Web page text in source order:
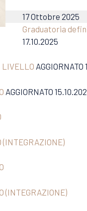
17 Ottobre 2025
Graduatoria
17.10.2025
AGGIORNATO
AGGIORNATO
(INTEGRAZIONE)